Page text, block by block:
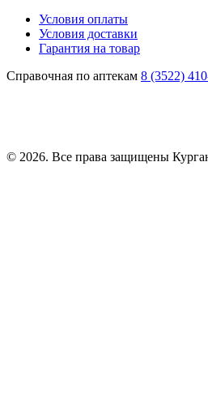
Условия оплаты
Условия доставки
Гарантия на товар
Справочная по аптекам 8 (3522)
© 2026. Все права защищены